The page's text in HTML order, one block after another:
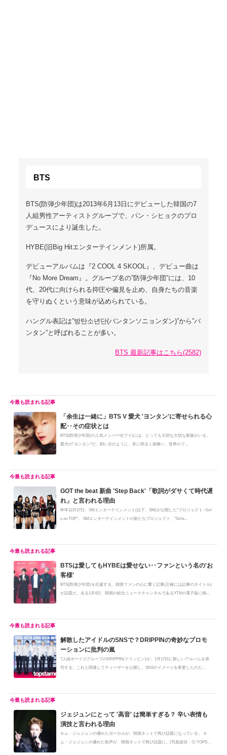
BTS
BTS(防弾少年団)は2013年6月13日にデビューした韓国の7
人組男性アーティストグループで、パン・シヒョクのプロ
デュースにより誕生した。
HYBE(旧Big Hitエンターテインメント)所属。
デビューアルバムは『2 COOL 4 SKOOL』、デビュー曲は
『No More Dream』。グループ名の”防弾少年団”には、10
代、20代に向けられる抑圧や偏見を止め、自身たちの音楽
を守りぬくという意味が込められている。
ハングル表記は”방탄소년단(バンタンソニョンダン)”から”バ
ンタン”と呼ばれることが多い。
BTS 最新記事はこちら(2582)
「余生は一緒に」BTS V 愛犬 'ヨンタン'に寄せられる心
配‥その症状とは
BTS(防弾少年団)の人気メンバーV(ブイ)には、とっても大切な大切な家族がいる。
愛犬の"ヨンタン"だ。飼い主のように、常に明るく振舞い、世界のフ...
GOT the beat 新曲 'Step Back'「歌詞がダサくて時代遅
れ」と言われる理由
昨年12月27日、SMエンターテインメント(以下、SM)が公開した"プロジェクト- Girl
s on TOP"。 SMエンターテインメントの新たなプロジェクト、”Girls...
BTSは愛してもHYBEは愛せない‥ファンという名の'お
客様'
BTS(防弾少年団)を応援する、韓国ファンの心に響く記事(正確には記事のタイトル)
が話題だ。去る1月4日、韓国の総合ニュースチャンネルであるYTNの電子版に掲...
解散したアイドルのSNSで？DRIPPINの奇妙なプロモ
ーションに批判の嵐
7人組ボーイズグループのDRIPPIN(ドリッピン)が、1月17日に新しいアルバムを発
売する。これと関連してティーザーを公開し、SNSのイメージを変更したのだ
ジェジュンにとって '高音' は簡単すぎる？ 辛い表情も
演技と言われる理由
キム・ジェジュンの優れたボーカルが、韓国ネットで再び話題になっている。 キ
ム・ジェジュンの優れた歌声が、韓国ネットで再び話題に。(写真提供：ⓒ TOPSTA